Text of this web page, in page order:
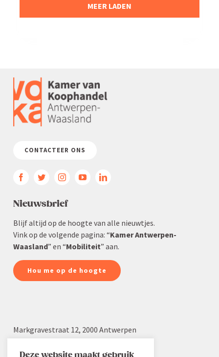
MEER LADEN
CONTACTEER ONS
Nieuws­brief
Blijf altijd op de hoogte van alle nieuwtjes.
Vink op de volgende pagina: “Kamer Antwerpen-
Waasland” en “Mobiliteit” aan.
Hou me op de hoogte
Markgra­vestraat 12, 2000 Antwerpen
03 232 22 19
info.aw@voka.be
Deze website maakt gebruik